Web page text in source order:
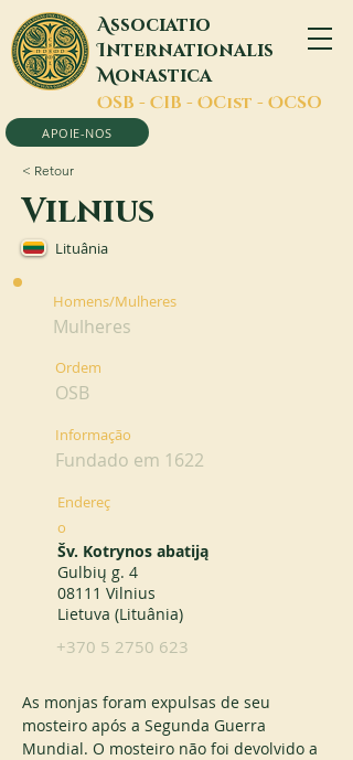
Associatio
Internationalis
Monastica
OSB - CIB - OCist - OCSO
APOIE-NOS
< Retour
Vilnius
Lituânia
Homens/Mulheres
Mulheres
Ordem
OSB
Informação
Fundado em 1622
Endereç
o
Šv. Kotrynos abatiją
Gulbių g. 4
08111 Vilnius
Lietuva (Lituânia)
+370 5 2750 623
As monjas foram expulsas de seu
mosteiro após a Segunda Guerra
Mundial. O mosteiro não foi devolvido a